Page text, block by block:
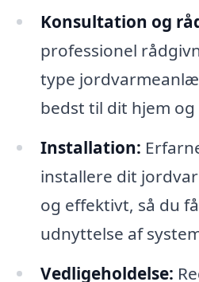
Konsultation og
professionel
type
bedst til dit hjem og
Installation:
installere dit
og effektivt, så du
udnyttelse af
Vedligeholdelse: